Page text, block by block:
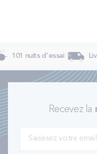
101 nuits d'essai
Recevez la